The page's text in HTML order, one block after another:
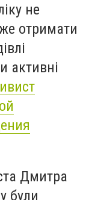
не
отримати
активні
Дмитра
були